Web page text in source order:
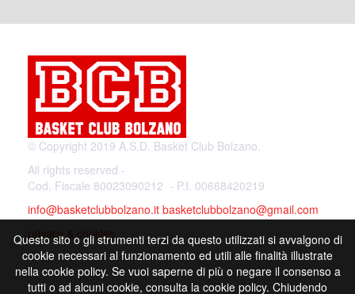
© Copyright 2019 A.S.D. Basket Club Bolzano.
All rights reserved -
Cod. Fiscale 80023090212 - P.I. 00668420219
info@basketclubbolzano.it basketclubbolzano@gmail.com
privacy & cookies
Questo sito o gli strumenti terzi da questo utilizzati si avvalgono di
cookie necessari al funzionamento ed utili alle finalità illustrate
nella cookie policy. Se vuoi saperne di più o negare il consenso a
tutti o ad alcuni cookie, consulta la cookie policy. Chiudendo